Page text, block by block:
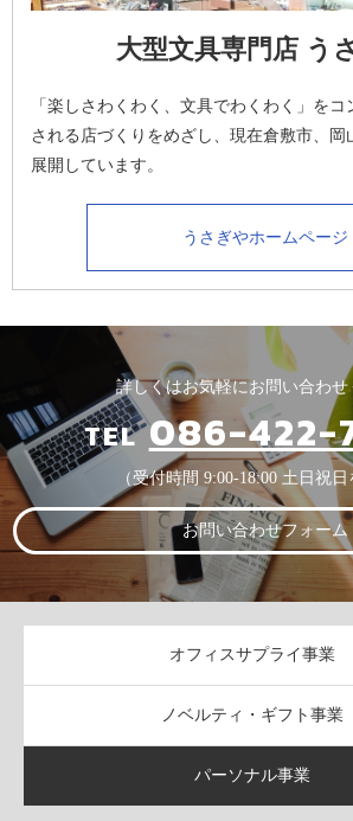
大型文具専門店 う
「楽しさわくわく、文具でわくわく」を
される店づくりをめざし、現在倉敷市、岡
展開しています。
うさぎやホームページ
詳しくはお気軽にお問い合わせ
TEL086-422-
（受付時間 9:00-18:00 土日祝
お問い合わせフォーム
オフィスサプライ事業
ノベルティ・ギフト事業
パーソナル事業